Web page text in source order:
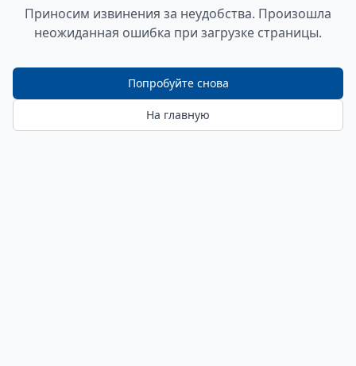
Приносим извинения за неудобства. Произошла
неожиданная ошибка при загрузке страницы.
Попробуйте снова
На главную